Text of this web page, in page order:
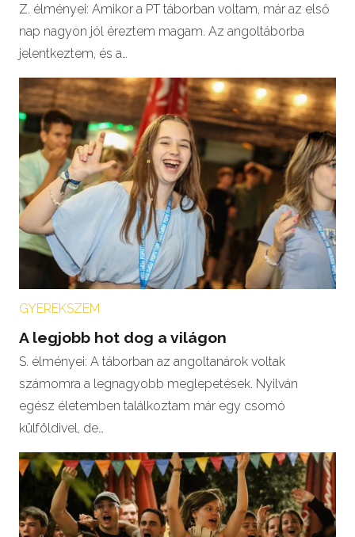
Z. élményei: Amikor a PT táborban voltam, már az első
nap nagyon jól éreztem magam. Az angoltáborba
jelentkeztem, és a…
GYEREKSZEM
A legjobb hot dog a világon
S. élményei: A táborban az angoltanárok voltak
számomra a legnagyobb meglepetések. Nyilván
egész életemben találkoztam már egy csomó
külföldivel, de…